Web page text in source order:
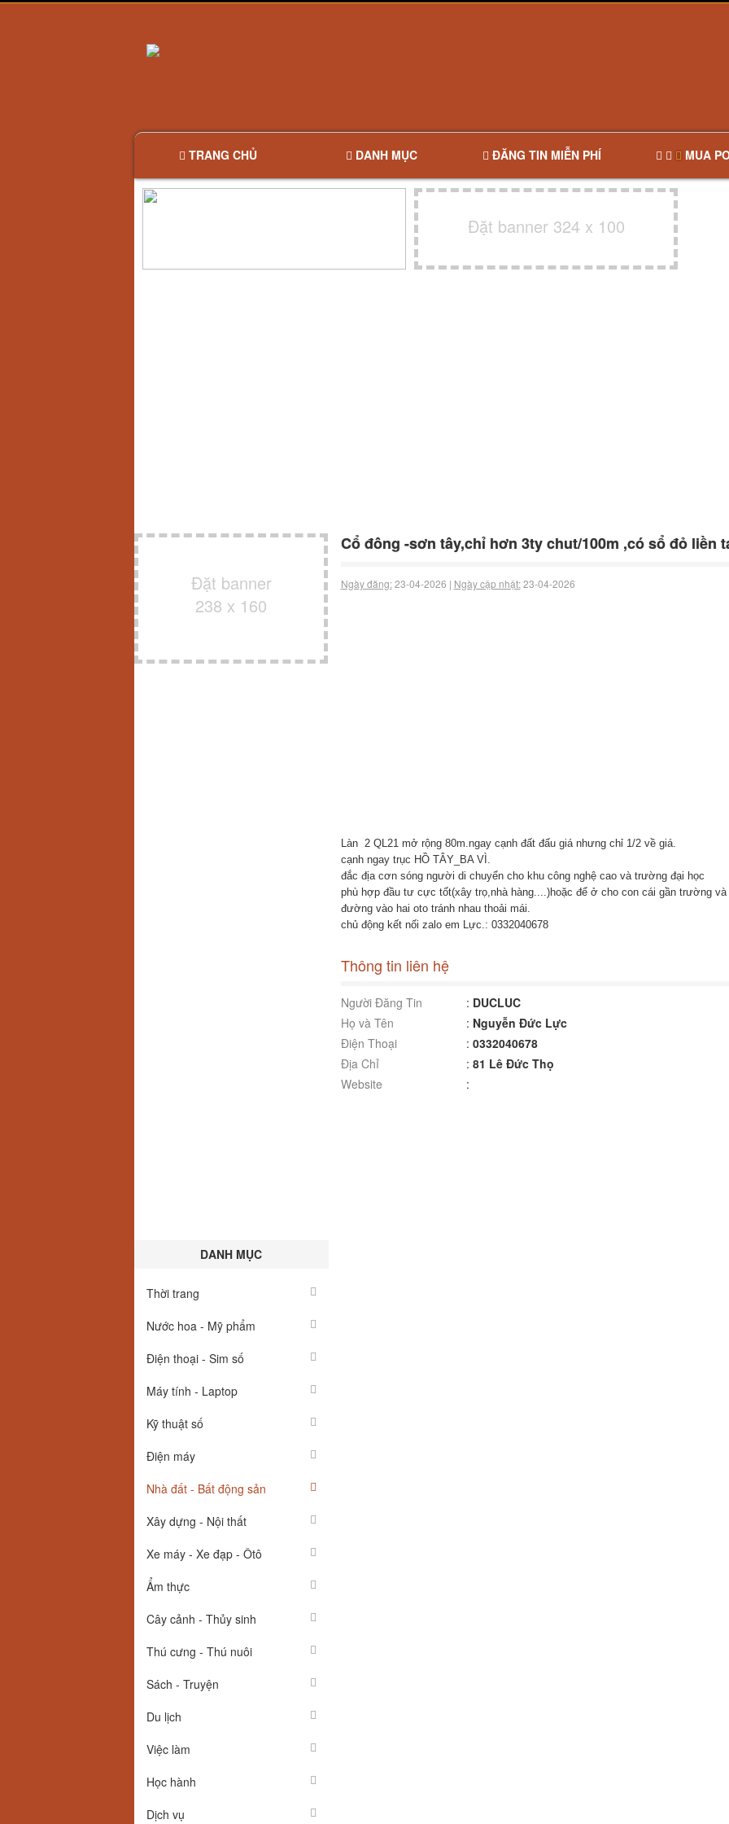
TRANG CHỦ DANH MỤC ĐĂNG TIN MIỄN PHÍ MUA
Đặt banner 324 x 100
Đặt banner
238 x 160
DANH MỤC
Thời trang
Nước hoa - Mỹ phẩm
Điện thoại - Sim số
Máy tính - Laptop
Kỹ thuật số
Điện máy
Nhà đất - Bất động sản
Xây dựng - Nội thất
Xe máy - Xe đạp - Ôtô
Ẩm thực
Cây cảnh - Thủy sinh
Thú cưng - Thú nuôi
Sách - Truyện
Du lịch
Việc làm
Học hành
Dịch vụ
Cổ đông -sơn tây,chỉ hơn 3ty chut/100m ,có sổ đỏ liền
Ngày đăng:23-04-2026 | Ngày cập nhật:23-04-2026
Làn 2 QL21 mở rộng 80m.ngay cạnh đất đấu giá nhưng chỉ 1/2 về giá.
cạnh ngay trục HỒ TÂY_BA VÌ.
đắc địa cơn sóng người di chuyển cho khu công nghệ cao và trường đại học
phù hợp đầu tư cực tốt(xây trọ,nhà hàng....)hoặc để ở cho con cái gần trường
đường vào hai oto tránh nhau thoải mái.
chủ động kết nối zalo em Lực.: 0332040678
Thông tin liên hệ
Người Đăng Tin : DUCLUC
Họ và Tên
: Nguyễn Đức Lực
Điện Thoại
: 0332040678
Địa Chỉ
: 81 Lê Đức Thọ
Website
: